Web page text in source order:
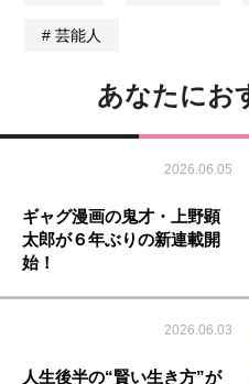
芸能人
あなたにお
2026.06.05
ギャグ漫画の鬼才・上野顕
太郎が６年ぶりの新連載開
始！
2026.06.03
人生後半の“賢い生き方”が